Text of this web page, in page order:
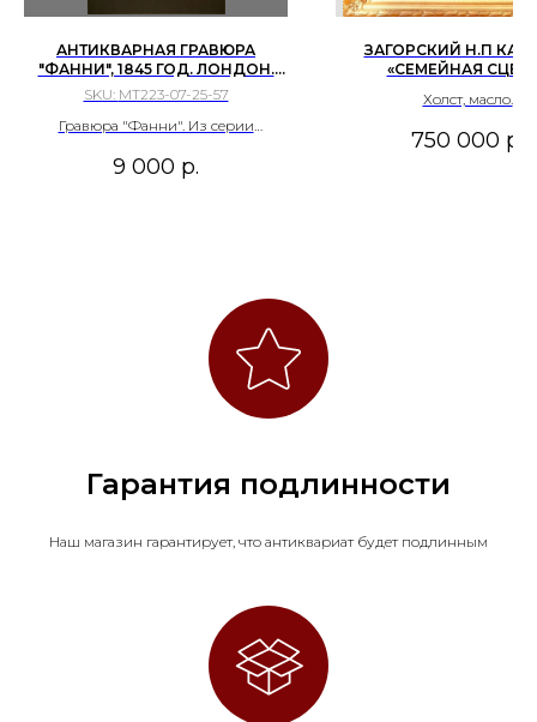
АНТИКВАРНАЯ ГРАВЮРА
"ФАННИ", 1845 ГОД. ЛОНДОН.
44Х29,8 СМ, ПАСПАРТУ 46,5Х33,5
СМ.
SKU: МТ223-07-25-57
Гравюра "Фанни". Из серии
9 000 р.
ЗАГОРСКИЙ Н.П
«СЕМЕЙНАЯ
ГГ.
Холст, масло.
750 000 р.
Гарантия подлинности
Наш магазин гарантирует, что антиквариат будет подлинным